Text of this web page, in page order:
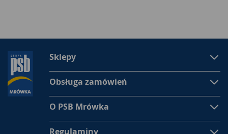
Sklepy
Obsługa zamówień
O PSB Mrówka
Regulaminy